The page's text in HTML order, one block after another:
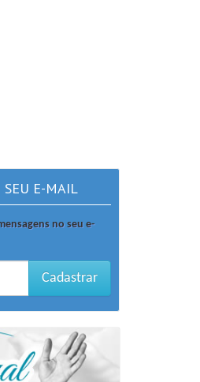
SEU E-MAIL
no seu e-
Cadastrar